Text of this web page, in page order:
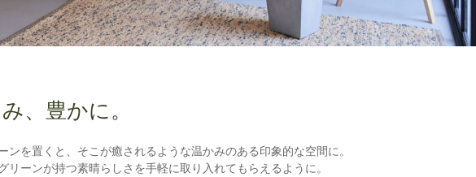
、豊かに。
ンを置くと、そこが癒されるような温かみのある印象的な空間に。
リーンが持つ素晴らしさを手軽に取り入れてもらえるように。